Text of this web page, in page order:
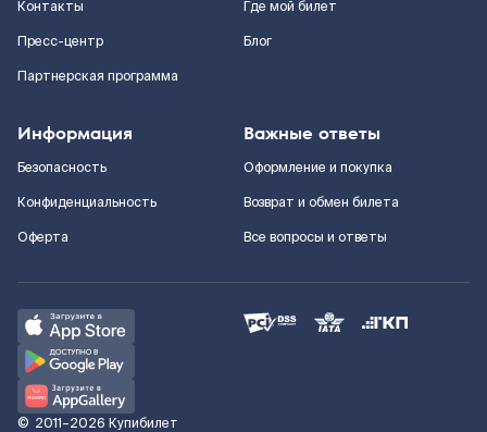
Контакты
Пресс-центр
Партнерская программа
Где мой билет
Блог
Информация
Безопасность
Конфиденциальность
Оферта
Важные ответы
Оформление и покупка
Возврат и обмен билета
Все вопросы и ответы
© 2011–2026 Купибилет